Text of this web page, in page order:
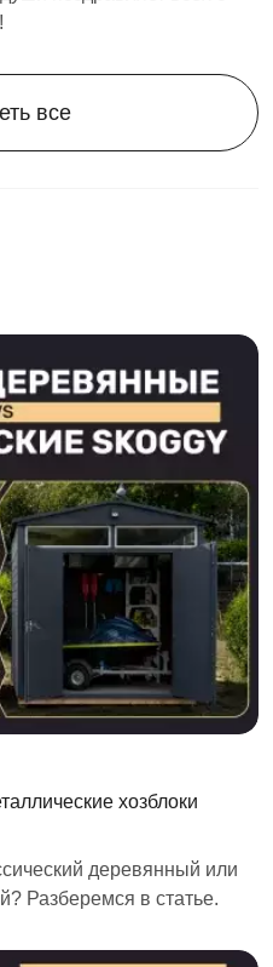
все
хозблоки
деревянный или
Разберемся в статье.